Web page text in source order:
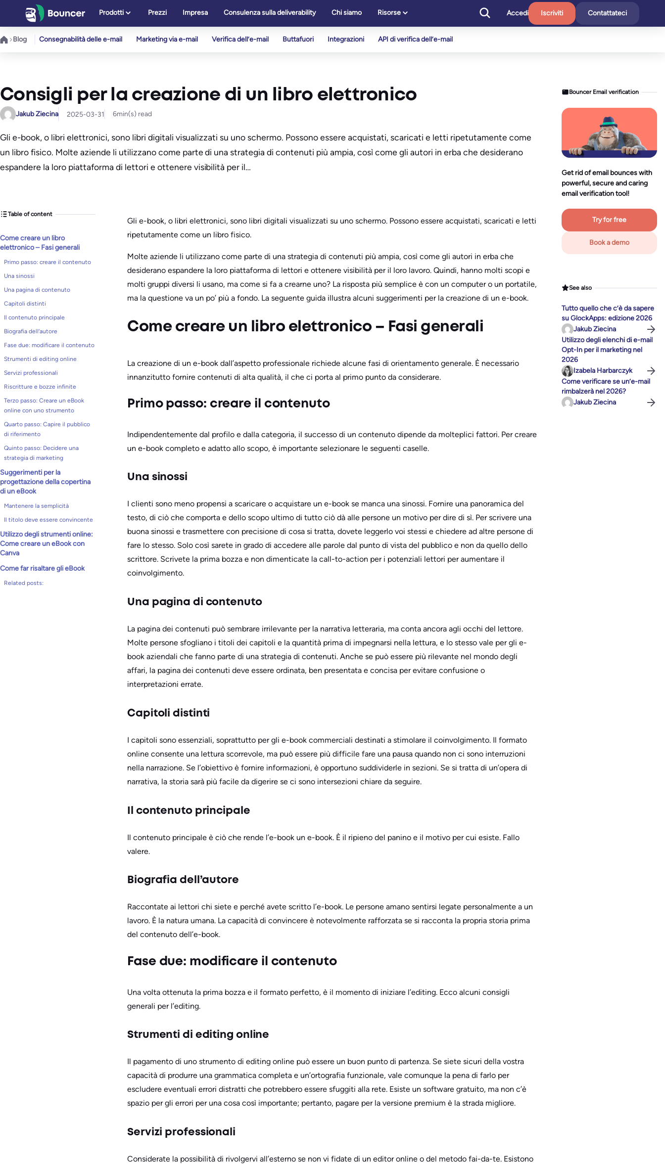
contenuto
Prodotti Prezzi Impresa Consulenza sulla deliverability Chi siamo Risorse Accedi Iscriviti Contattateci
Blog Consegnabilità delle e-mail Marketing via e-mail Verifica dell’e-mail Buttafuori Integrazioni API di verifica dell’e-mail
Consigli per la creazione di un libro elettronico
Jakub Ziecina 2025-03-31 6min(s) read
Gli e-book, o libri elettronici, sono libri digitali visualizzati su uno schermo. Possono essere acquistati, scaricati e letti ripetutamente come
un libro fisico. Molte aziende li utilizzano come parte di una strategia di contenuti più ampia, così come gli autori in erba che desiderano
espandere la loro piattaforma di lettori e ottenere visibilità per il…
Table of content
Come creare un libro
elettronico – Fasi generali
Primo passo: creare il contenuto
Una sinossi
Una pagina di contenuto
Capitoli distinti
Il contenuto principale
Biografia dell’autore
Fase due: modificare il contenuto
Strumenti di editing online
Servizi professionali
Riscritture e bozze infinite
Terzo passo: Creare un eBook
online con uno strumento
Quarto passo: Capire il pubblico
di riferimento
Quinto passo: Decidere una
strategia di marketing
Suggerimenti per la
progettazione della copertina
di un eBook
Mantenere la semplicità
Il titolo deve essere convincente
Utilizzo degli strumenti online:
Come creare un eBook con
Canva
Come far risaltare gli eBook
Related posts:
Gli e-book, o libri elettronici, sono libri digitali visualizzati su uno schermo. Possono essere acquistati, scaricati e letti
ripetutamente come un libro fisico.
Molte aziende li utilizzano come parte di una strategia di contenuti più ampia, così come gli autori in erba che
desiderano espandere la loro piattaforma di lettori e ottenere visibilità per il loro lavoro. Quindi, hanno molti scopi e
molti gruppi diversi li usano, ma come si fa a crearne uno? La risposta più semplice è con un computer o un portatile,
ma la questione va un po’ più a fondo. La seguente guida illustra alcuni suggerimenti per la creazione di un e-book.
Come creare un libro elettronico – Fasi generali
La creazione di un e-book dall’aspetto professionale richiede alcune fasi di orientamento generale. È necessario
innanzitutto fornire contenuti di alta qualità, il che ci porta al primo punto da considerare.
Primo passo: creare il contenuto
Indipendentemente dal profilo e dalla categoria, il successo di un contenuto dipende da molteplici fattori. Per creare
un e-book completo e adatto allo scopo, è importante selezionare le seguenti caselle.
Una sinossi
I clienti sono meno propensi a scaricare o acquistare un e-book se manca una sinossi. Fornire una panoramica del
testo, di ciò che comporta e dello scopo ultimo di tutto ciò dà alle persone un motivo per dire di sì. Per scrivere una
buona sinossi e trasmettere con precisione di cosa si tratta, dovete leggerlo voi stessi e chiedere ad altre persone di
fare lo stesso. Solo così sarete in grado di accedere alle parole dal punto di vista del pubblico e non da quello dello
scrittore. Scrivete la prima bozza e non dimenticate la call-to-action per i potenziali lettori per aumentare il
coinvolgimento.
Una pagina di contenuto
La pagina dei contenuti può sembrare irrilevante per la narrativa letteraria, ma conta ancora agli occhi del lettore.
Molte persone sfogliano i titoli dei capitoli e la quantità prima di impegnarsi nella lettura, e lo stesso vale per gli e-
book aziendali che fanno parte di una strategia di contenuti. Anche se può essere più rilevante nel mondo degli
affari, la pagina dei contenuti deve essere ordinata, ben presentata e concisa per evitare confusione o
interpretazioni errate.
Capitoli distinti
I capitoli sono essenziali, soprattutto per gli e-book commerciali destinati a stimolare il coinvolgimento. Il formato
online consente una lettura scorrevole, ma può essere più difficile fare una pausa quando non ci sono interruzioni
nella narrazione. Se l’obiettivo è fornire informazioni, è opportuno suddividerle in sezioni. Se si tratta di un’opera di
narrativa, la storia sarà più facile da digerire se ci sono intersezioni chiare da seguire.
Il contenuto principale
Il contenuto principale è ciò che rende l’e-book un e-book. È il ripieno del panino e il motivo per cui esiste. Fallo
valere.
Biografia dell’autore
Raccontate ai lettori chi siete e perché avete scritto l’e-book. Le persone amano sentirsi legate personalmente a un
lavoro. È la natura umana. La capacità di convincere è notevolmente rafforzata se si racconta la propria storia prima
del contenuto dell’e-book.
Fase due: modificare il contenuto
Una volta ottenuta la prima bozza e il formato perfetto, è il momento di iniziare l’editing. Ecco alcuni consigli
generali per l’editing.
Strumenti di editing online
Il pagamento di uno strumento di editing online può essere un buon punto di partenza. Se siete sicuri della vostra
capacità di produrre una grammatica completa e un’ortografia funzionale, vale comunque la pena di farlo per
escludere eventuali errori distratti che potrebbero essere sfuggiti alla rete. Esiste un software gratuito, ma non c’è
spazio per gli errori per una cosa così importante; pertanto, pagare per la versione premium è la strada migliore.
Servizi professionali
Considerate la possibilità di rivolgervi all’esterno se non vi fidate di un editor online o del metodo fai-da-te. Esistono
Bouncer Email verification
Get rid of email bounces with
powerful, secure and caring
email verification tool!
Try for free
Book a demo
See also
Tutto quello che c’è da sapere
su GlockApps: edizione 2026
Jakub Ziecina
Utilizzo degli elenchi di e-mail
Opt-In per il marketing nel
2026
Izabela Harbarczyk
Come verificare se un’e-mail
rimbalzerà nel 2026?
Jakub Ziecina